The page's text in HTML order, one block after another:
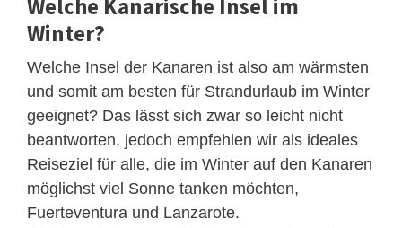
Welche Kanarische Insel im
Winter?
Welche Insel der Kanaren ist also am wärmsten
und somit am besten für Strandurlaub im Winter
geeignet? Das lässt sich zwar so leicht nicht
beantworten, jedoch empfehlen wir als ideales
Reiseziel für alle, die im Winter auf den Kanaren
möglichst viel Sonne tanken möchten,
Fuerteventura und Lanzarote.